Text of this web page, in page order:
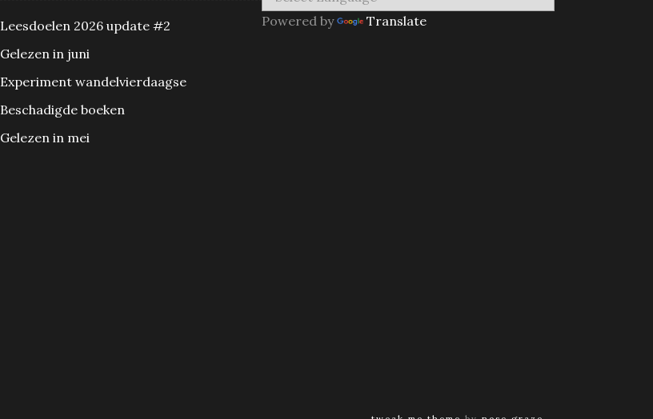
Leesdoelen 2026 update #2
Gelezen in juni
Experiment wandelvierdaagse
Beschadigde boeken
Gelezen in mei
Powered by Translate